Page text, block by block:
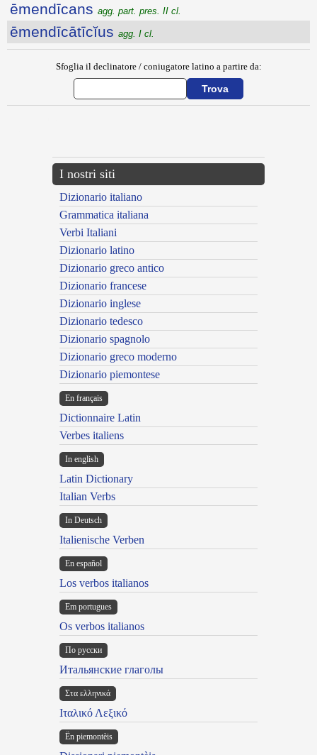
ēmendīcans agg. part. pres. II cl.
ēmendīcātīcĭus agg. I cl.
Sfoglia il declinatore / coniugatore latino a partire da:
I nostri siti
Dizionario italiano
Grammatica italiana
Verbi Italiani
Dizionario latino
Dizionario greco antico
Dizionario francese
Dizionario inglese
Dizionario tedesco
Dizionario spagnolo
Dizionario greco moderno
Dizionario piemontese
En français
Dictionnaire Latin
Verbes italiens
In english
Latin Dictionary
Italian Verbs
In Deutsch
Italienische Verben
En español
Los verbos italianos
Em portugues
Os verbos italianos
По русски
Итальянские глаголы
Στα ελληνικά
Ιταλικό Λεξικό
Ën piemontèis